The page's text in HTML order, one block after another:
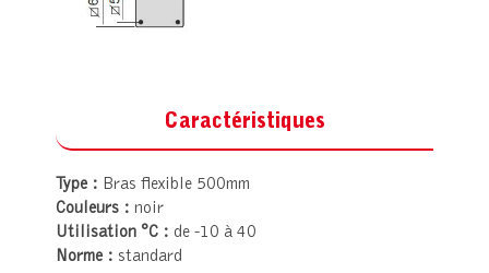
Caractéristiques
Type : Bras flexible 500mm
Couleurs : noir
Utilisation °C : de -10 à 40
Norme : standard